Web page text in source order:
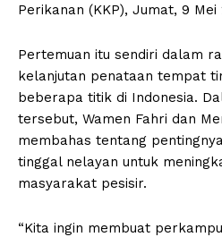
Perikanan (KKP), Jumat, 9 Mei
Pertemuan itu sendiri dalam
kelanjutan penataan tempat
beberapa titik di Indonesia.
tersebut, Wamen Fahri dan
membahas tentang
tinggal nelayan untuk
masyarakat pesisir.
“Kita ingin membuat